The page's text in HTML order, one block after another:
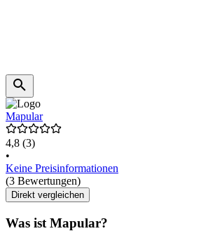
Mapular
4,8 (3)
•
Keine Preisinformationen
(3 Bewertungen)
Direkt vergleichen
Was ist Mapular?